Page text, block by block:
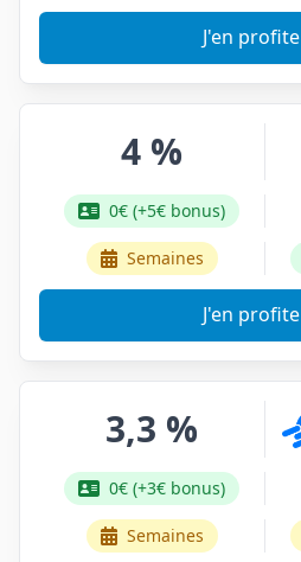
J'en profite
4 %
0€ (+5€ bonus)
Semaines
J'en profite
3,3 %
0€ (+3€ bonus)
Semaines